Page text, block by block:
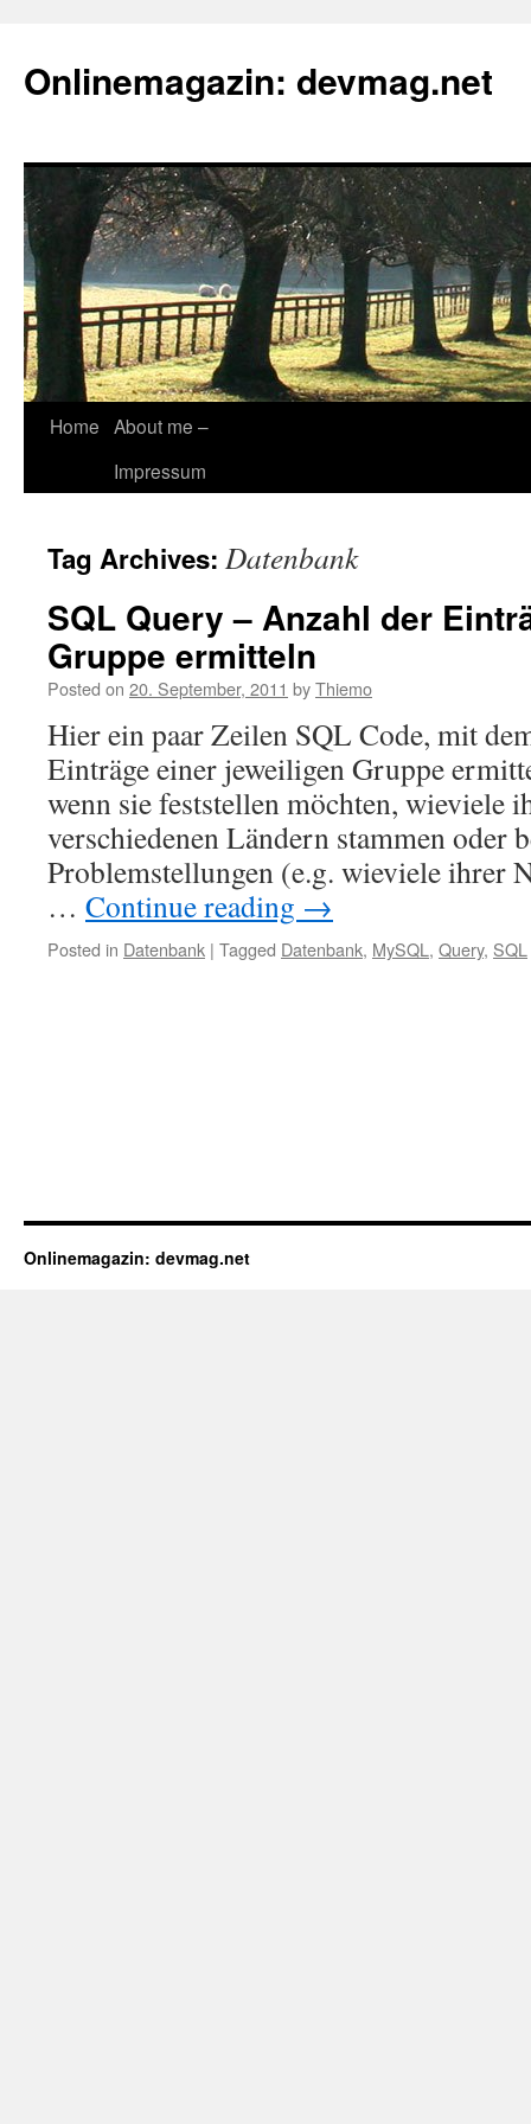
Onlinemagazin: devmag.net
Skip
Home About me –
Impressum
Tag Archives: Datenbank
SQL Query – Anzahl der
Gruppe ermitteln
Posted on 20. September, 2011 byThiemo
Hier ein paar Zeilen SQL Code, mit
Einträge einer jeweiligen Gruppe
wenn sie feststellen möchten, wieviele
verschiedenen Ländern stammen oder
Problemstellungen (e.g. wieviele ihrer
… Continue reading →
Posted in Datenbank | Tagged Datenbank, MySQL , Query, SQL
Onlinemagazin: devmag.net